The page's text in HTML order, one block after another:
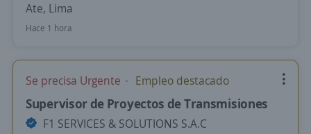
Ate, Lima
Hace 1 hora
Se precisa Urgente Empleo destacado
Supervisor de Proyectos de Transmisiones
F1 SERVICES & SOLUTIONS S.A.C